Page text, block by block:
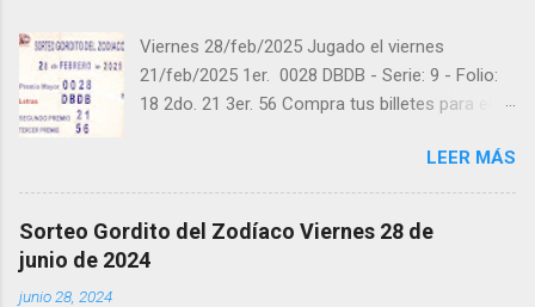
Viernes 28/feb/2025 Jugado el viernes
21/feb/2025 1er. 0028 DBDB - Serie: 9 - Folio:
18 2do. 21 3er. 56 Compra tus billetes para el
instagram.com/balotas_panama - En Twitter:
@balotas y Facebook: facebook.com/balotas
LEER MÁS
Sorteo Gordito del Zodíaco Viernes 28 de
junio de 2024
junio 28, 2024